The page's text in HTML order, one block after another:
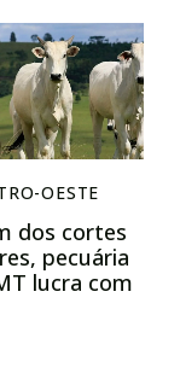
OESTE
dos cortes
pecuária
lucra com